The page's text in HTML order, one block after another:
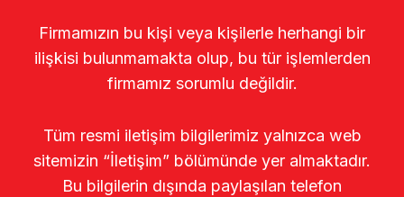
Firmamızın bu kişi veya kişilerle herhangi bir
ilişkisi bulunmamakta olup, bu tür işlemlerden
firmamız sorumlu değildir.
Tüm resmi iletişim bilgilerimiz yalnızca web
sitemizin “İletişim” bölümünde yer almaktadır.
Bu bilgilerin dışında paylaşılan telefon